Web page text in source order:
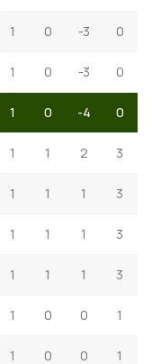
1 0 -3 0
1 0 -3 0
1 0 -4 0
1 1 2 3
1 1 1 3
1 1 1 3
1 1 1 3
1 0 0 1
1 0 0 1